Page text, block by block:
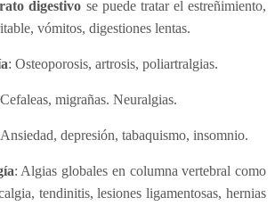
digestivo se puede tratar el estreñimiento,
vómitos, digestiones lentas.
: Osteoporosis, artrosis, poliartralgias.
migrañas. Neuralgias.
depresión, tabaquismo, insomnio.
: Algias globales en columna vertebral como
tendinitis, lesiones ligamentosas, hernias